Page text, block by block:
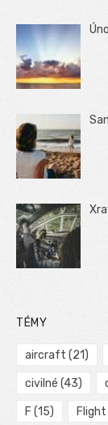
TÉMY
aircraft (21)
civilné (43)
F (15) Flight